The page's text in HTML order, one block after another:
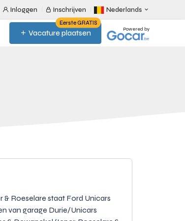
Inloggen Inschrijven Nederlands
Vacature plaatsen
Eerste GRATIS
Powered by
& Roeselare staat Ford Unicars
van garage Durie/Unicars